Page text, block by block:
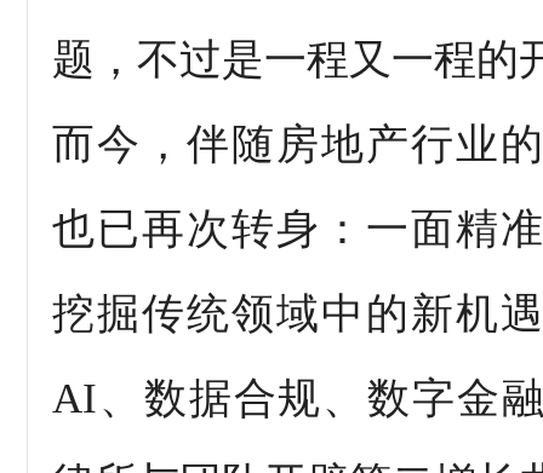
题，不过是一程又一程的
而今，伴随房地产行业
也已再次转身：一面精
挖掘传统领域中的新机
AI、数据合规、数字金